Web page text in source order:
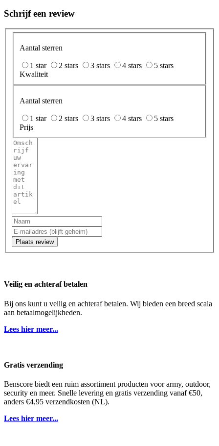
Schrijf een review
Aantal sterren
1 star 2 stars 3 stars 4 stars
5 stars
Kwaliteit
Aantal sterren
1 star 2 stars 3 stars 4 stars
5 stars
Prijs
Plaats review
Veilig en achteraf betalen
Bij ons kunt u veilig en achteraf betalen. Wij bieden een breed scala
aan betaalmogelijkheden.
Lees hier meer...
Gratis verzending
Benscore biedt een ruim assortiment producten voor army, outdoor,
security en meer. Snelle levering en gratis verzending vanaf €50,
anders €4,95 verzendkosten (NL).
Lees hier meer...